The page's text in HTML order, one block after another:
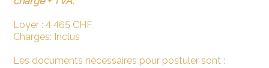
Loyer : 4 465 CHF
Charges: Inclus
Les documents nécessaires pour postuler sont :